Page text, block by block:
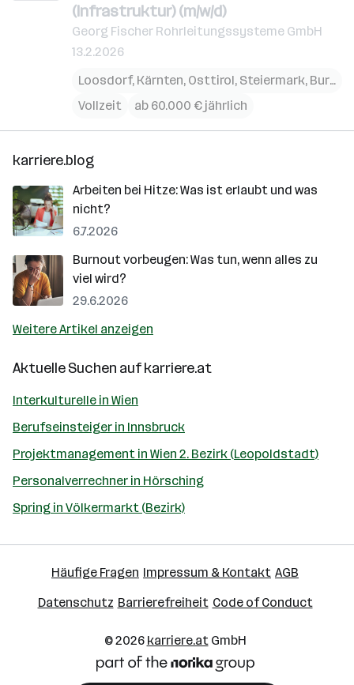
(Infrastruktur) (m/w/d)
Georg Fischer Rohrleitungssysteme GmbH
13.2.2026
Loosdorf, Kärnten, Osttirol, Steiermark, Burgenland
Vollzeit
ab 60.000 € jährlich
karriere.blog
Arbeiten bei Hitze: Was ist erlaubt und was
nicht?
6.7.2026
Burnout vorbeugen: Was tun, wenn alles zu
viel wird?
29.6.2026
Weitere Artikel anzeigen
Aktuelle Suchen aufkarriere.at
Interkulturelle in Wien
Berufseinsteiger in Innsbruck
Projektmanagement in Wien 2. Bezirk (Leopoldstadt)
Personalverrechner in Hörsching
Spring in Völkermarkt (Bezirk)
Häufige Fragen Impressum & Kontakt AGB
Datenschutz Barrierefreiheit Code of Conduct
© 2026 karriere.atGmbH